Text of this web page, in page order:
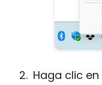
Haga clic en